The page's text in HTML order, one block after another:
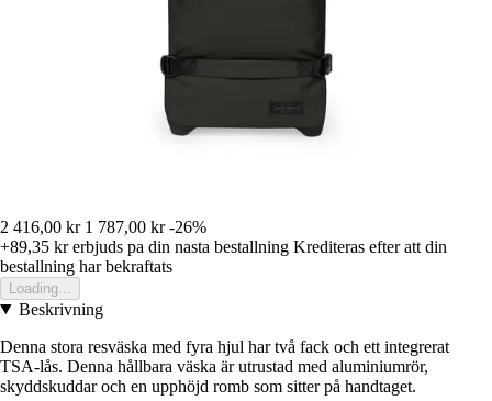
2 416,00 kr 1 787,00 kr -26%
+89,35 krerbjuds pa din nasta bestallning Krediteras efter att din
bestallning har bekraftats
Loading...
Beskrivning
Denna stora resväska med fyra hjul har två fack och ett integrerat
TSA-lås. Denna hållbara väska är utrustad med aluminiumrör,
skyddskuddar och en upphöjd romb som sitter på handtaget.